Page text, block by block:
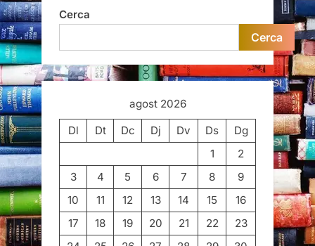
Cerca
Cerca
agost 2026
Dl
Dt Dc Dj Dv Ds
Dg
1
2
3
4 5 6 7 8
9
10
11 12 13 14 15
16
17
18 19 20 21 22
23